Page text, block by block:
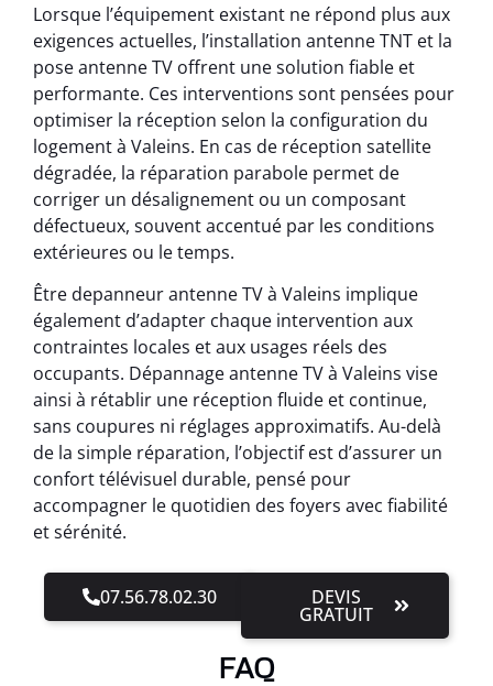
Lorsque l’équipement existant ne répond plus aux
exigences actuelles, l’installation antenne TNT et la
pose antenne TV offrent une solution fiable et
performante. Ces interventions sont pensées pour
optimiser la réception selon la configuration du
logement à Valeins. En cas de réception satellite
dégradée, la réparation parabole permet de
corriger un désalignement ou un composant
défectueux, souvent accentué par les conditions
extérieures ou le temps.
Être depanneur antenne TV à Valeins implique
également d’adapter chaque intervention aux
contraintes locales et aux usages réels des
occupants. Dépannage antenne TV à Valeins vise
ainsi à rétablir une réception fluide et continue,
sans coupures ni réglages approximatifs. Au-delà
de la simple réparation, l’objectif est d’assurer un
confort télévisuel durable, pensé pour
accompagner le quotidien des foyers avec fiabilité
et sérénité.
07.56.78.02.30 DEVIS
GRATUIT
FAQ